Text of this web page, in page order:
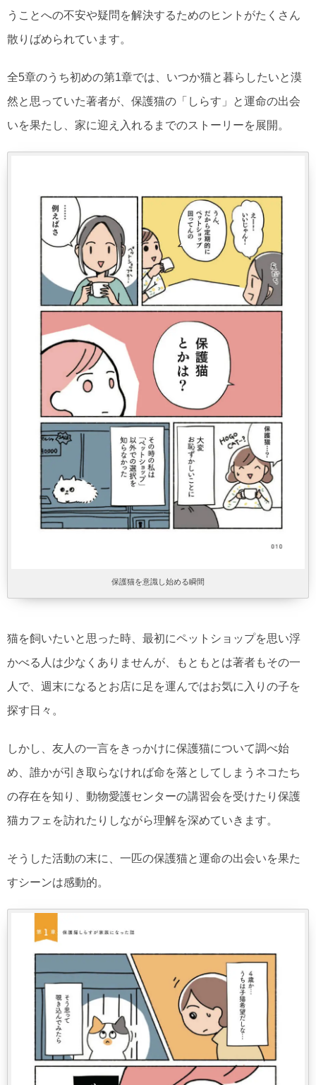
うことへの不安や疑問を解決するためのヒントがたくさん
散りばめられています。
全5章のうち初めの第1章では、いつか猫と暮らしたいと漠
然と思っていた著者が、保護猫の「しらす」と運命の出会
いを果たし、家に迎え入れるまでのストーリーを展開。
保護猫を意識し始める瞬間
猫を飼いたいと思った時、最初にペットショップを思い浮
かべる人は少なくありませんが、もともとは著者もその一
人で、週末になるとお店に足を運んではお気に入りの子を
探す日々。
しかし、友人の一言をきっかけに保護猫について調べ始
め、誰かが引き取らなければ命を落としてしまうネコたち
の存在を知り、動物愛護センターの講習会を受けたり保護
猫カフェを訪れたりしながら理解を深めていきます。
そうした活動の末に、一匹の保護猫と運命の出会いを果た
すシーンは感動的。